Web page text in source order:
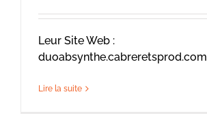
Leur Site Web :
duoabsynthe.cabreretsprod.com
Lire la suite